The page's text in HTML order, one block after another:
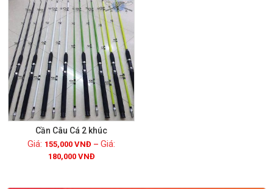
Cần Câu Cá 2 khúc
155,000 VNĐ –
180,000 VNĐ